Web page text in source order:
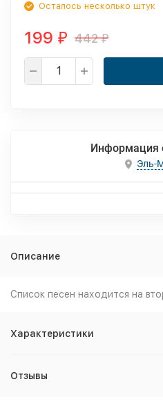
Осталось несколько штук
199 ₽ 442₽
Информация
Эль-
Описание
Список песен находится на
Характеристики
Отзывы